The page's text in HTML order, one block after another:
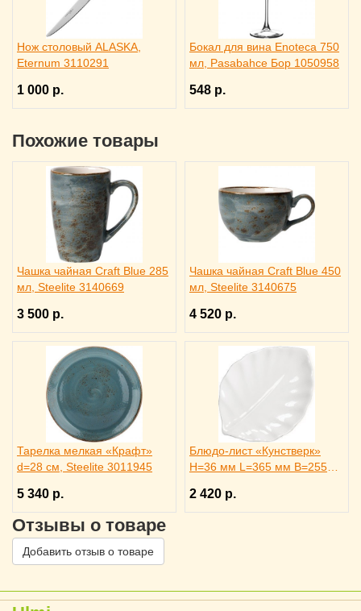
Нож столовый ALASKA,
Eternum 3110291
1 000 р.
Бокал для вина Enoteca 750
мл, Pasabahce Бор 1050958
548 р.
Похожие товары
Чашка чайная Craft Blue 285
мл, Steelite 3140669
3 500 р.
Чашка чайная Craft Blue 450
мл, Steelite 3140675
4 520 р.
Тарелка мелкая «Крафт»
d=28 см, Steelite 3011945
5 340 р.
Блюдо-лист «Кунстверк»
H=36 мм L=365 мм B=255
2 420 р.
Отзывы о товаре
Добавить отзыв о товаре